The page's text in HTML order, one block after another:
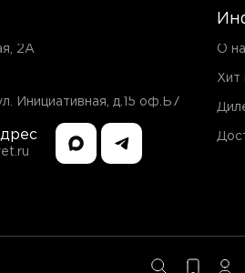
2А
Инициативная, д.15 оф.Б7
О